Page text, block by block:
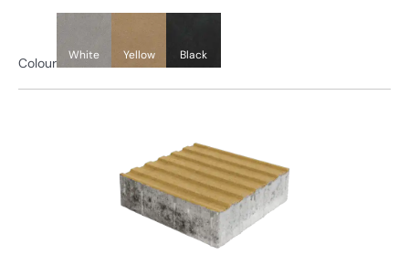
Colour White Yellow Black